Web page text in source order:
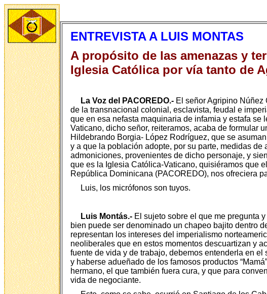
ENTREVISTA A LUIS MONTAS
A propósito de las amenazas y
Iglesia Católica por vía tanto de
La Voz del PACOREDO.- El señor Agripino
de la transnacional colonial, esclavista, feudal e
que en esa nefasta maquinaria de infamia y estafa
Vaticano, dicho señor, reiteramos, acaba de formular
Hildebrando Borgia- López Rodríguez, que se
y a que la población adopte, por su parte, medidas
admoniciones, provenientes de dicho personaje, y
que es la Iglesia Católica-Vaticano, quisiéramos que
República Dominicana (PACOREDO), nos ofreciera
Luis, los micrófonos son tuyos.
Luis Montás.- El sujeto sobre el que me pregunta
bien puede ser denominado un chapeo bajito dentro
representan los intereses del imperialismo
neoliberales que en estos momentos descuartizan y
fuente de vida y de trabajo, debemos entenderla en
y haberse adueñado de los famosos productos
hermano, el que también fuera cura, y que para
vida de negociante.